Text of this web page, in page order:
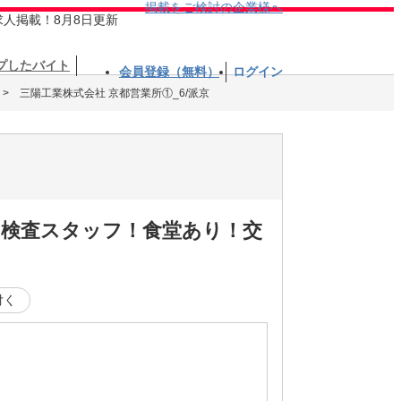
人掲載！8月8日更新
掲載をご検討の企業様へ
したバイト 会員登録（無料） ログイン
三陽工業株式会社 京都営業所①_6/派京
査スタッフ！食堂あり！交